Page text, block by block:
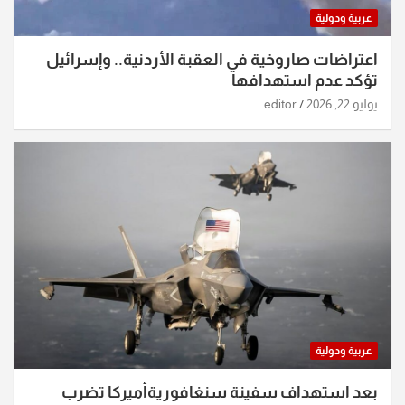
عربية ودولية
اعتراضات صاروخية في العقبة الأردنية.. وإسرائيل
تؤكد عدم استهدافها
يوليو 22, 2026 editor
عربية ودولية
بعد استهداف سفينة سنغافوريةأميركا تضرب